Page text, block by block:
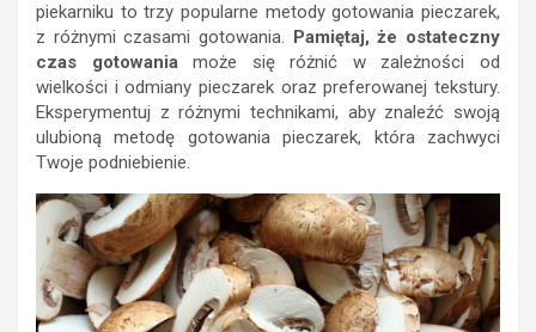
piekarniku to trzy popularne metody gotowania pieczarek,
z różnymi czasami gotowania. Pamiętaj, że ostateczny
czas gotowaniamoże się różnić w zależności od
wielkości i odmiany pieczarek oraz preferowanej tekstury.
Eksperymentuj z różnymi technikami, aby znaleźć swoją
ulubioną metodę gotowania pieczarek, która zachwyci
Twoje podniebienie.